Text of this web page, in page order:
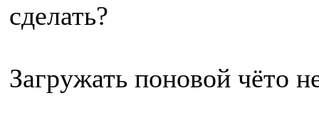
сделать?
Загружать поновой чёто